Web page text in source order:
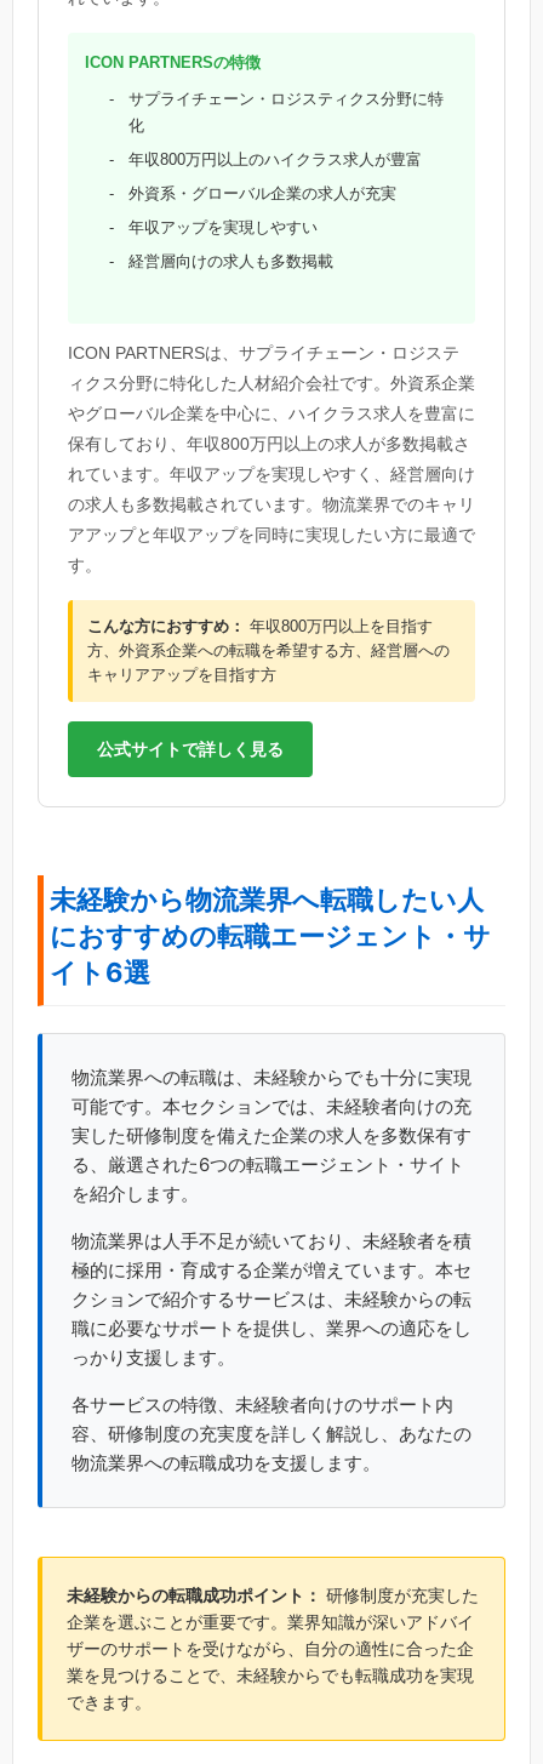
ICON PARTNERSの特徴
サプライチェーン・ロジスティクス分野に特
化
年収800万円以上のハイクラス求人が豊富
外資系・グローバル企業の求人が充実
年収アップを実現しやすい
経営層向けの求人も多数掲載
ICON PARTNERSは、サプライチェーン・ロジステ
ィクス分野に特化した人材紹介会社です。外資系企業
やグローバル企業を中心に、ハイクラス求人を豊富に
保有しており、年収800万円以上の求人が多数掲載さ
れています。年収アップを実現しやすく、経営層向け
の求人も多数掲載されています。物流業界でのキャリ
アアップと年収アップを同時に実現したい方に最適で
す。
こんな方におすすめ： 年収800万円以上を目指す
方、外資系企業への転職を希望する方、経営層への
キャリアアップを目指す方
公式サイトで詳しく見る
未経験から物流業界へ転職したい人
におすすめの転職エージェント・サ
イト6選
物流業界への転職は、未経験からでも十分に実現
可能です。本セクションでは、未経験者向けの充
実した研修制度を備えた企業の求人を多数保有す
る、厳選された6つの転職エージェント・サイト
を紹介します。
物流業界は人手不足が続いており、未経験者を積
極的に採用・育成する企業が増えています。本セ
クションで紹介するサービスは、未経験からの転
職に必要なサポートを提供し、業界への適応をし
っかり支援します。
各サービスの特徴、未経験者向けのサポート内
容、研修制度の充実度を詳しく解説し、あなたの
物流業界への転職成功を支援します。
未経験からの転職成功ポイント： 研修制度が充実した
企業を選ぶことが重要です。業界知識が深いアドバイ
ザーのサポートを受けながら、自分の適性に合った企
業を見つけることで、未経験からでも転職成功を実現
できます。